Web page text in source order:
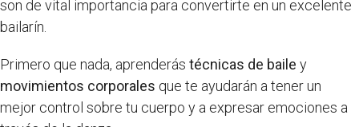
son de vital importancia para convertirte en un excelente
bailarín.
Primero que nada, aprenderás técnicas de baile y
movimientos corporales que te ayudarán a tener un
mejor control sobre tu cuerpo y a expresar emociones a